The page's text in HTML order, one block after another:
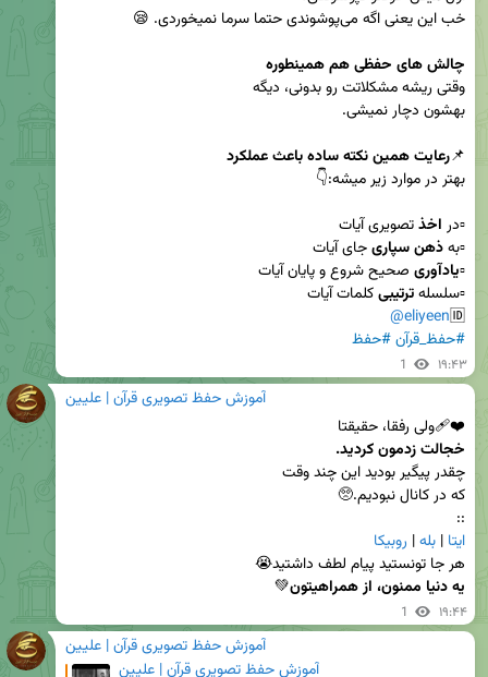
چالش های حفظی هم همینطوره
📌رعایت همین نکته ساده باعث عملکرد
▫️در اخذ
▫️به ذهن سپاری
▫️یادآوری
▫️سلسله ترتیبی
🆔
@eliyeen
#حفظ_قرآن#حفظ
1 ۱۹:۴۳
آموزش حفظ تصویری قرآن | علیین
❤️‍🩹ولی رفقا، حقیقتا
خجالت زدمون کردید.
::
ایتا | بله | روبیکا
هر جا تونستید پیام لطف داشتید😭
یه دنیا ممنون، از همراهیتون💚
1 ۱۹:۴۴
آموزش حفظ تصویری قرآن | علیین
آموزش حفظ تصویری قرآن | علیین